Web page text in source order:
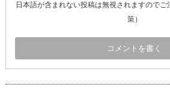
日本語が含まれない投稿は無視されますので
策）